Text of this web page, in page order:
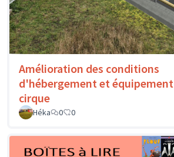
Amélioration des conditions
d'hébergement et équipement
cirque
Héka 0 0